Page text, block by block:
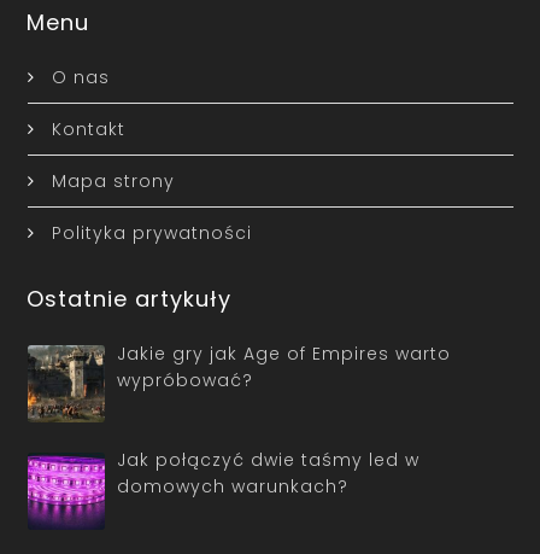
Menu
O nas
Kontakt
Mapa strony
Polityka prywatności
Ostatnie artykuły
Jakie gry jak Age of Empires warto
wypróbować?
Jak połączyć dwie taśmy led w
domowych warunkach?